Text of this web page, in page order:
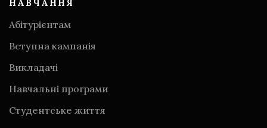
НАВЧАННЯ
Абітурієнтам
Вступна кампанія
Викладачі
Навчальні програми
Студентське життя